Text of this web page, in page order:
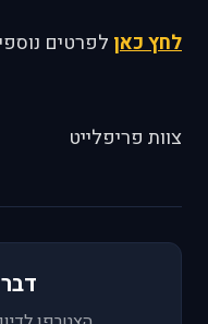
לחץ כאן לפרטים
צוות פריפלייט